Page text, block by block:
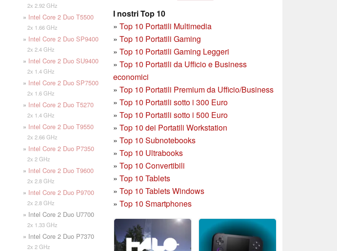
2x 2.92 GHz
» Intel Core 2 Duo T5500
2x 1.66 GHz
» Intel Core 2 Duo SP9400
2x 2.4 GHz
» Intel Core 2 Duo SU9400
2x 1.4 GHz
» Intel Core 2 Duo SP7500
2x 1.6 GHz
» Intel Core 2 Duo T5270
2x 1.4 GHz
» Intel Core 2 Duo T9550
2x 2.66 GHz
» Intel Core 2 Duo P7350
2x 2 GHz
» Intel Core 2 Duo T9600
2x 2.8 GHz
» Intel Core 2 Duo P9700
2x 2.8 GHz
» Intel Core 2 Duo U7700
2x 1.33 GHz
» Intel Core 2 Duo P7370
2x 2 GHz
I nostri Top 10
» Top 10 Portatili Multimedia
» Top 10 Portatili Gaming
» Top 10 Portatili Gaming Leggeri
» Top 10 Portatili da Ufficio e Business
economici
» Top 10 Portatili Premium da Ufficio/Business
» Top 10 Portatili sotto i 300 Euro
» Top 10 Portatili sotto i 500 Euro
» Top 10 dei Portatili Workstation
» Top 10 Subnotebooks
» Top 10 Ultrabooks
» Top 10 Convertibili
» Top 10 Tablets
» Top 10 Tablets Windows
» Top 10 Smartphones